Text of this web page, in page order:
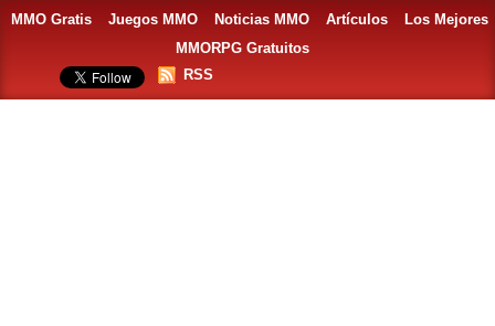
MMO Gratis Juegos MMO Noticias MMO Artículos
Los Mejores
MMORPG Gratuitos
RSS